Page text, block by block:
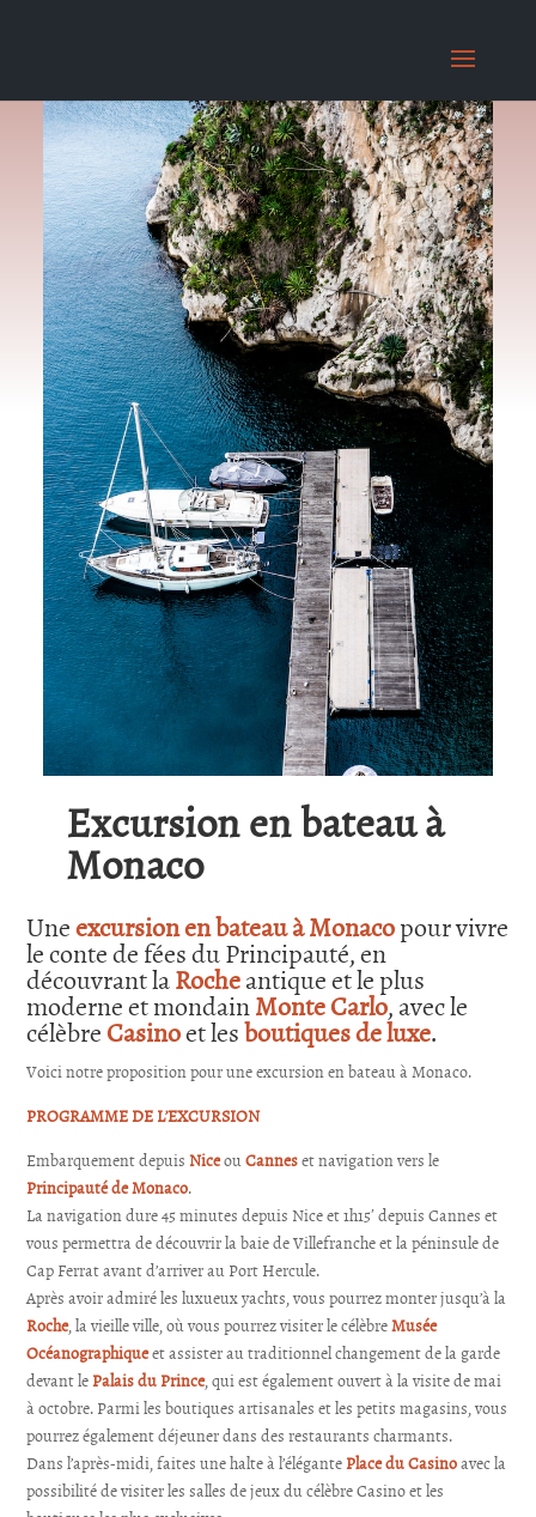
Excursion en bateau à
Monaco
Uneexcursion en bateau à Monacopour vivre
le conte de fées du Principauté, en
découvrant laRocheantique et le plus
moderne et mondainMonte Carlo, avec le
célèbreCasinoet lesboutiques de luxe.
Voici notre proposition pour une excursion en bateau à Monaco.
PROGRAMME DE L’EXCURSION
Embarquement depuisNiceouCanneset navigation vers le
Principauté de Monaco.
La navigation dure 45 minutes depuis Nice et 1h15′ depuis Cannes et
vous permettra de découvrir la baie de Villefranche et la péninsule de
Cap Ferrat avant d’arriver au Port Hercule.
Après avoir admiré les luxueux yachts, vous pourrez monter jusqu’à la
Roche, la vieille ville, où vous pourrez visiter le célèbreMusée
Océanographiqueet assister au traditionnel changement de la garde
devant lePalais du Prince, qui est également ouvert à la visite de mai
à octobre. Parmi les boutiques artisanales et les petits magasins, vous
pourrez également déjeuner dans des restaurants charmants.
Dans l’après-midi, faites une halte à l’élégantePlace du Casinoavec la
possibilité de visiter les salles de jeux du célèbre Casino et les